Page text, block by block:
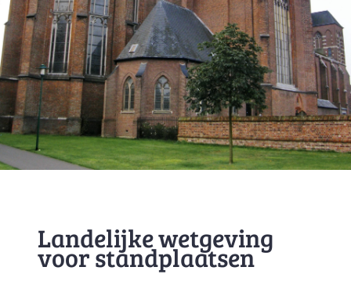
Landelijke wetgeving
voor standplaatsen